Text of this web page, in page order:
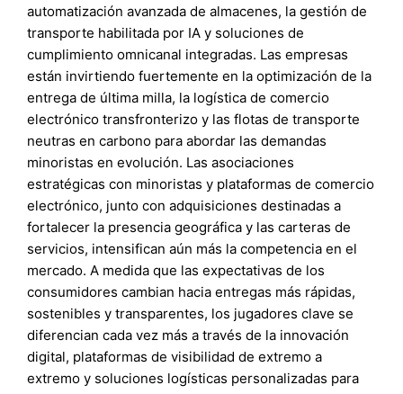
automatización avanzada de almacenes, la gestión de
transporte habilitada por IA y soluciones de
cumplimiento omnicanal integradas. Las empresas
están invirtiendo fuertemente en la optimización de la
entrega de última milla, la logística de comercio
electrónico transfronterizo y las flotas de transporte
neutras en carbono para abordar las demandas
minoristas en evolución. Las asociaciones
estratégicas con minoristas y plataformas de comercio
electrónico, junto con adquisiciones destinadas a
fortalecer la presencia geográfica y las carteras de
servicios, intensifican aún más la competencia en el
mercado. A medida que las expectativas de los
consumidores cambian hacia entregas más rápidas,
sostenibles y transparentes, los jugadores clave se
diferencian cada vez más a través de la innovación
digital, plataformas de visibilidad de extremo a
extremo y soluciones logísticas personalizadas para